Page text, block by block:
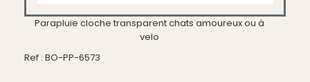
Parapluie cloche transparent chats amoureux ou à
velo
Ref : BO-PP-6573